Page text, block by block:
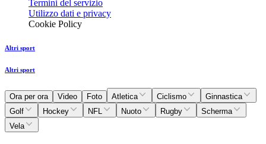
Termini del servizio
Utilizzo dati e privacy
Cookie Policy
Altri sport
Altri sport
Ora per ora Video Foto Atletica Ciclismo
Ginnastica
Golf
Hockey NFL Nuoto Rugby
Scherma
Vela